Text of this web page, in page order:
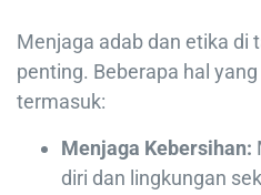
Menjaga adab dan etika di
penting. Beberapa hal
termasuk:
Menjaga Kebersihan:
diri dan lingkungan